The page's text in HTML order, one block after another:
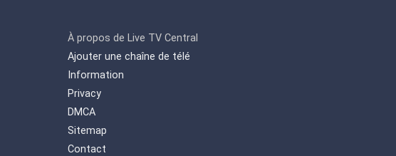
À propos de Live TV Central
Ajouter une chaîne de télé
Information
Privacy
DMCA
Sitemap
Contact